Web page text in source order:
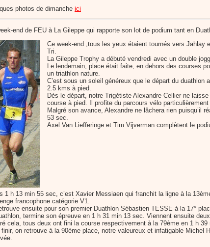
photos de dimanche ici
end de FEU à La Gileppe qui rapporte son lot de podium tant en
Ce week-end ,tous les yeux étaient tournés vers Jahlay
Tri.
La Gileppe Trophy a débuté vendredi avec un double
Le lendemain, place était faite, en dehors des courses
un triathlon nature.
C’est sous un soleil généreux que le départ du
2.5 kms à pied.
Dès le départ, notre Trigétiste Alexandre Cellier ne
course à pied. Il profite du parcours vélo
Malgré son avance, Alexandre ne lâchera rien puisqu’il
53 sec.
Axel Van Liefferinge et Tim Vijverman complètent le
1 h 13 min 55 sec, c’est Xavier Messiaen qui franchit la ligne à la
francophone catégorie V1.
ensuite pour son premier Duathlon Sébastien TESSE à la 17°
termine son épreuve en 1 h 31 min 13 sec. Viennent ensuite
cela, tous deux ont fini la course respectivement à la 79ème en 1 h
finir, on retrouve à la 90ème place, notre valeureux et infatigable